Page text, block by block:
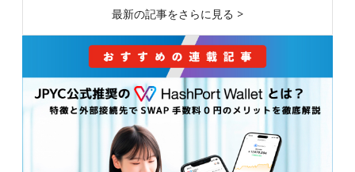
最新の記事をさらに見る >